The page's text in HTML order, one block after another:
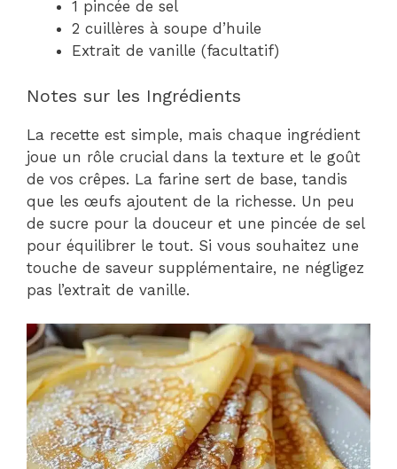
1 pincée de sel
2 cuillères à soupe d’huile
Extrait de vanille (facultatif)
Notes sur les Ingrédients
La recette est simple, mais chaque ingrédient
joue un rôle crucial dans la texture et le goût
de vos crêpes. La farine sert de base, tandis
que les œufs ajoutent de la richesse. Un peu
de sucre pour la douceur et une pincée de sel
pour équilibrer le tout. Si vous souhaitez une
touche de saveur supplémentaire, ne négligez
pas l’extrait de vanille.